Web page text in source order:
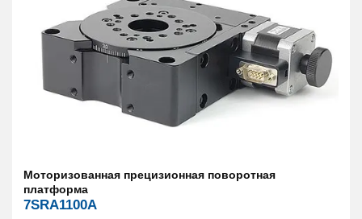
Моторизованная прецизионная поворотная
платформа
7SRA1100A